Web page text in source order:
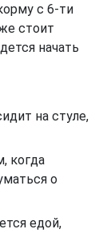
с 6-ти
стоит
начать
на стуле,
когда
о
едой,